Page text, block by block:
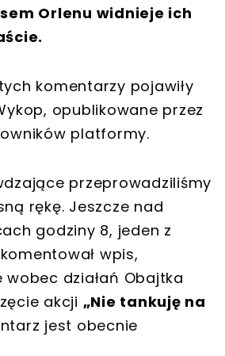
Orlenu widnieje ich
komentarzy pojawiły
opublikowane przez
platformy.
przeprowadziliśmy
rękę. Jeszcze nad
godziny 8, jeden z
wpis,
wobec działań Obajtka
akcji „Nie tankuję na
jest obecnie